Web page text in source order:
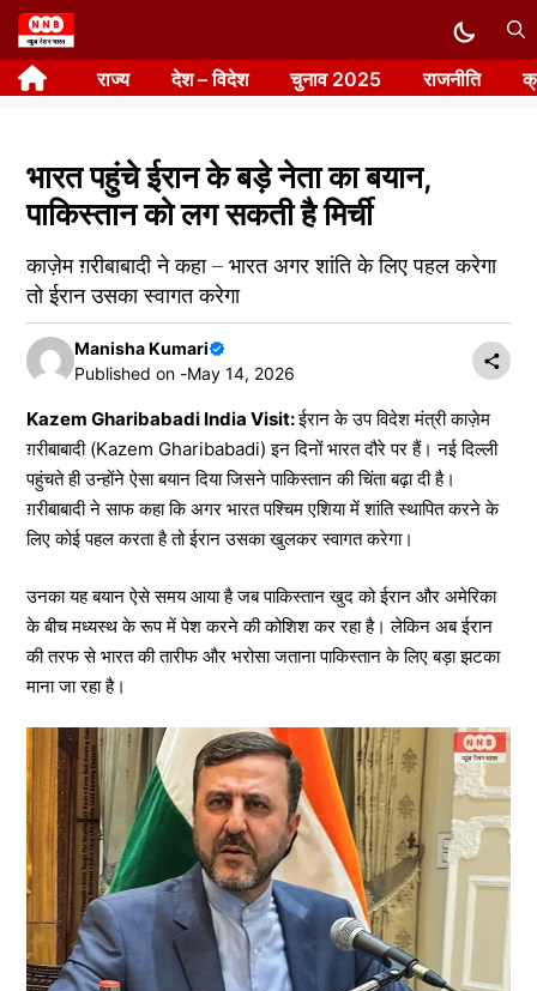
Skip
to
content राज्य देश – विदेश चुनाव 2025 राजनीति
भारत पहुंचे ईरान के बड़े नेता का बयान,
पाकिस्तान को लग सकती है मिर्ची
काज़ेम ग़रीबाबादी ने कहा – भारत अगर शांति के लिए पहल करेगा
तो ईरान उसका स्वागत करेगा
Manisha Kumari
Published on -May 14, 2026
Kazem Gharibabadi India Visit:ईरान के उप विदेश मंत्री काज़ेम
ग़रीबाबादी (Kazem Gharibabadi) इन दिनों भारत दौरे पर हैं। नई दिल्ली
पहुंचते ही उन्होंने ऐसा बयान दिया जिसने पाकिस्तान की चिंता बढ़ा दी है।
ग़रीबाबादी ने साफ कहा कि अगर भारत पश्चिम एशिया में शांति स्थापित करने के
लिए कोई पहल करता है तो ईरान उसका खुलकर स्वागत करेगा।
उनका यह बयान ऐसे समय आया है जब पाकिस्तान खुद को ईरान और अमेरिका
के बीच मध्यस्थ के रूप में पेश करने की कोशिश कर रहा है। लेकिन अब ईरान
की तरफ से भारत की तारीफ और भरोसा जताना पाकिस्तान के लिए बड़ा झटका
माना जा रहा है।